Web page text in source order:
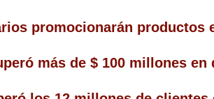
promocionarán productos
más de $ 100 millones en